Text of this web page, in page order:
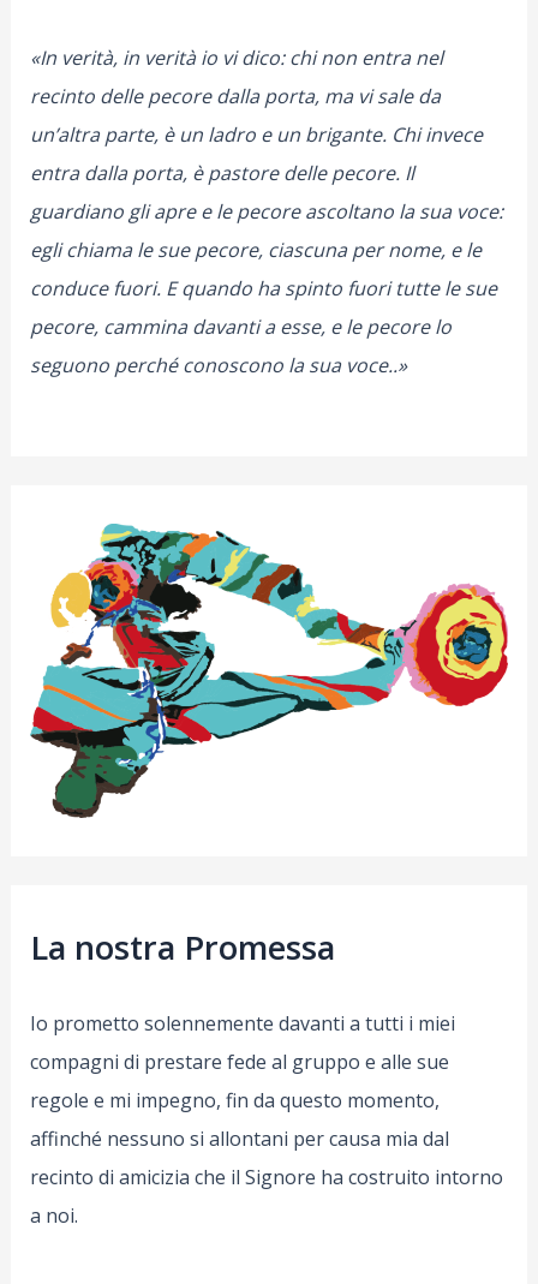
«In verità, in verità io vi dico: chi non entra nel
recinto delle pecore dalla porta, ma vi sale da
un’altra parte, è un ladro e un brigante. Chi invece
entra dalla porta, è pastore delle pecore. Il
guardiano gli apre e le pecore ascoltano la sua voce:
egli chiama le sue pecore, ciascuna per nome, e le
conduce fuori. E quando ha spinto fuori tutte le sue
pecore, cammina davanti a esse, e le pecore lo
seguono perché conoscono la sua voce..»
La nostra Promessa
Io prometto solennemente davanti a tutti i miei
compagni di prestare fede al gruppo e alle sue
regole e mi impegno, fin da questo momento,
affinché nessuno si allontani per causa mia dal
recinto di amicizia che il Signore ha costruito intorno
a noi.